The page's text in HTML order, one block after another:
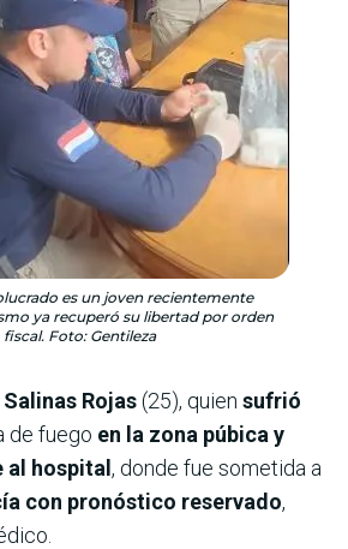
es un joven recientemente
ya recuperó su libertad por orden
fiscal. Foto: Gentileza
Rojas(25), quien sufrió
de fuego en la zona púbica y
al hospital, donde fue sometida a
con pronóstico reservado,